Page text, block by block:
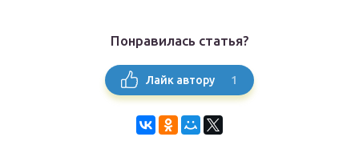
Понравилась статья?
Лайк автору 1